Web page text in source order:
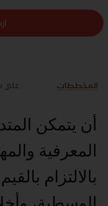
المخططات علي
أن يتمكن
المعرفية
بالالتزام